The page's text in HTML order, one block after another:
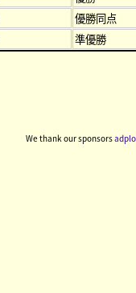
優勝同点
準優勝
We thank our sponsors